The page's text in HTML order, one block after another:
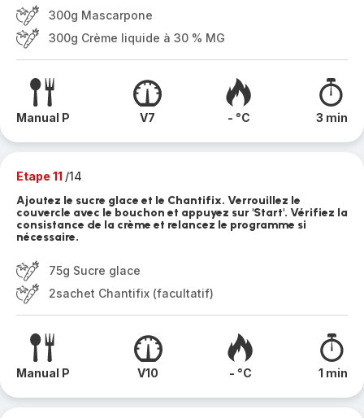
300g Mascarpone
300g Crème liquide à 30 % MG
Manual P V7 - °C 3 min
Etape 11 /14
Ajoutez le sucre glace et le Chantifix. Verrouillez le
couvercle avec le bouchon et appuyez sur 'Start'. Vérifiez la
consistance de la crème et relancez le programme si
nécessaire.
75g Sucre glace
2sachet Chantifix (facultatif)
Manual P V10 - °C 1 min